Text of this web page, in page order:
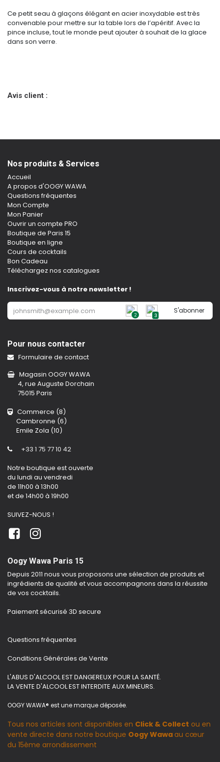
Ce petit seau à glaçons élégant en acier inoxydable est très
convenable pour mettre sur la table lors de l’apéritif. Avec la
pince incluse, tout le monde peut ajouter à souhait de la glace
dans son verre.
Avis client :
Nos produits & Services
Accueil
A propos d'OOGY WAWA
Questions fréquentes
Mon Compte
Mon Panier
Ouvrir un compte PRO
Boutique de Paris 15
Boutique en ligne
Cours de cocktails
Bon Cadeau
Téléchargez nos catalogues
Inscrivez-vous à notre newsletter !
2 3
S'abonner
Pour nous contacter
Formulaire de contact
Magasin OOGY WAWA
4, rue Auguste Dorchain
75015 Paris
Commerce (8)
Cambronne (6)
Emile Zola (10)
+33 1 75 77 10 42
Notre boutique est ouverte
du lundi au vendredi
de 11h00 à 13h00
et de 14h00 à 19h00
SUIVEZ-NOUS !
Oogy Wawa Paris 15
Depuis 2011 nous vous proposons une sélection de produits et
ingrédients de qualité et vous accompagnons dans la réussite
de vos cocktails.
Paiement sécurisé 3D secure
Questions fréquentes
Conditions Générales de Vente
L'ABUS D'ALCOOL EST DANGEREUX POUR LA SANTÉ.
LA VENTE D'ALCOOL EST INTERDITE AUX MINEURS.
OOGY WAWA® est une marque déposée.
Tous nos articles sont disponibles en Click & Collect ou en
vente directe dans notre boutique Oogy Wawaau cœur
du 15ème arrondissement